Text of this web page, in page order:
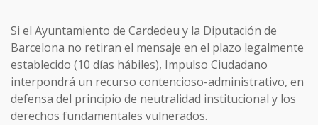
Si el Ayuntamiento de Cardedeu y la Diputación de
Barcelona no retiran el mensaje en el plazo legalmente
establecido (10 días hábiles), Impulso Ciudadano
interpondrá un recurso contencioso-administrativo, en
defensa del principio de neutralidad institucional y los
derechos fundamentales vulnerados.